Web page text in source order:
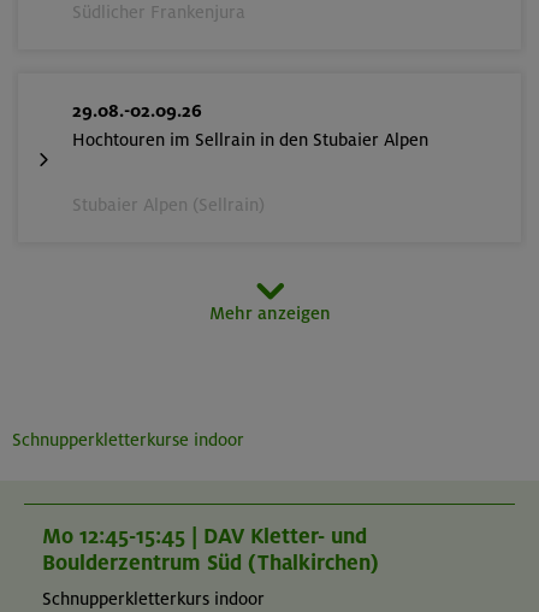
Südlicher Frankenjura
29.08.-02.09.26
Hochtouren im Sellrain in den Stubaier Alpen
Stubaier Alpen (Sellrain)
Adventurecamp im Karwendel
Karwendel
Mehr anzeigen
Schnupperkletterkurse indoor
Mo 12:45-15:45 | DAV Kletter- und
Boulderzentrum Süd (Thalkirchen)
Schnupperkletterkurs indoor